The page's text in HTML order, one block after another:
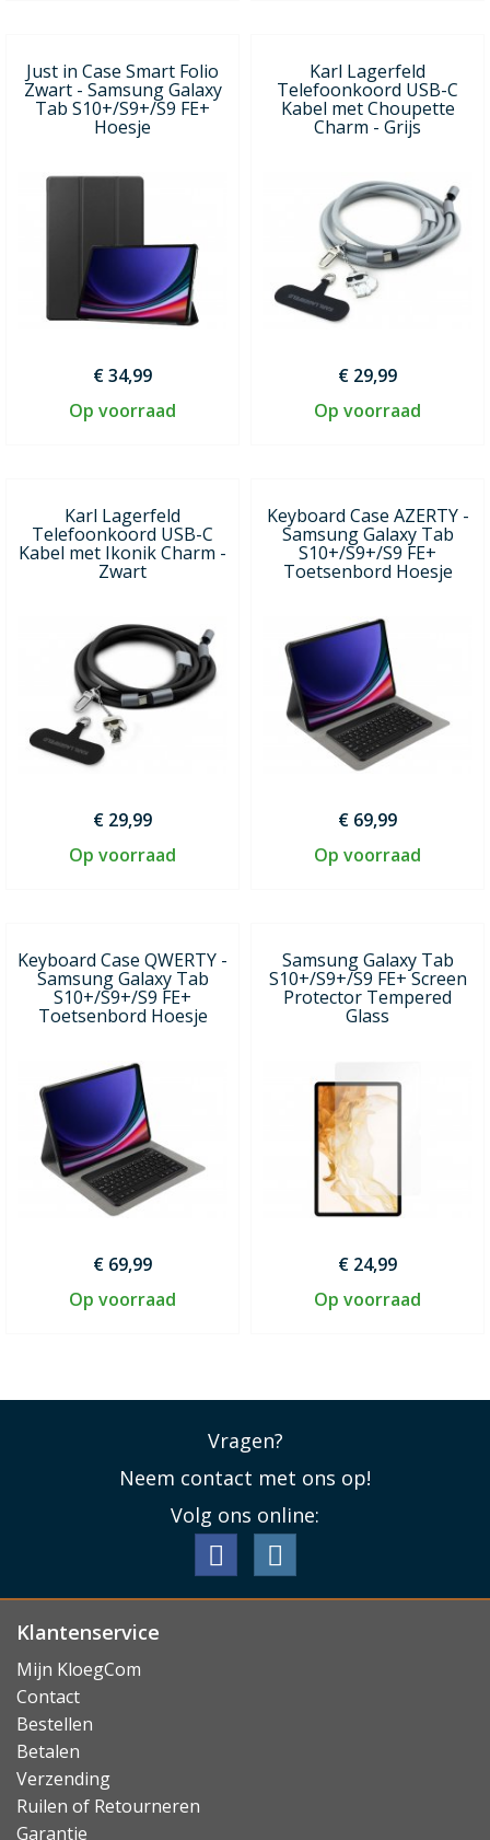
Just in Case Smart Folio
Zwart - Samsung Galaxy
Tab S10+/S9+/S9 FE+
Hoesje
€ 34,99
Op voorraad
Karl Lagerfeld
Telefoonkoord USB-C
Kabel met Choupette
Charm - Grijs
€ 29,99
Op voorraad
Karl Lagerfeld
Telefoonkoord USB-C
Kabel met Ikonik Charm -
Zwart
€ 29,99
Op voorraad
Keyboard Case AZERTY -
Samsung Galaxy Tab
S10+/S9+/S9 FE+
Toetsenbord Hoesje
€ 69,99
Op voorraad
Keyboard Case QWERTY -
Samsung Galaxy Tab
S10+/S9+/S9 FE+
Toetsenbord Hoesje
€ 69,99
Op voorraad
Samsung Galaxy Tab
S10+/S9+/S9 FE+ Screen
Protector Tempered
Glass
€ 24,99
Op voorraad
Vragen?
Neem contact met ons op!
Volg ons online:
Klantenservice
Mijn KloegCom
Contact
Bestellen
Betalen
Verzending
Ruilen of Retourneren
Garantie